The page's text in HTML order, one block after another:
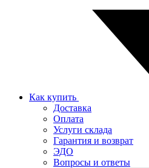
Как купить
Доставка
Оплата
Услуги склада
Гарантия и возврат
ЭДО
Вопросы и ответы